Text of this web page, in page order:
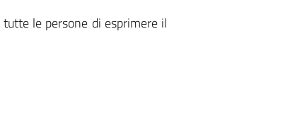
le persone di esprimere il